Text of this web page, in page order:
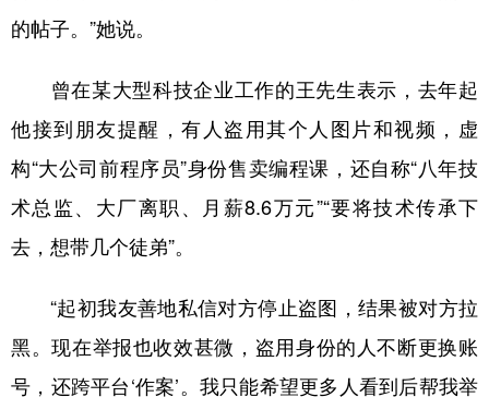
的帖子。”她说。
曾在某大型科技企业工作的王先生表示，去年起
他接到朋友提醒，有人盗用其个人图片和视频，虚
构“大公司前程序员”身份售卖编程课，还自称“八年技
术总监、大厂离职、月薪8.6万元”“要将技术传承下
去，想带几个徒弟”。
“起初我友善地私信对方停止盗图，结果被对方拉
黑。现在举报也收效甚微，盗用身份的人不断更换账
号，还跨平台‘作案’。我只能希望更多人看到后帮我举